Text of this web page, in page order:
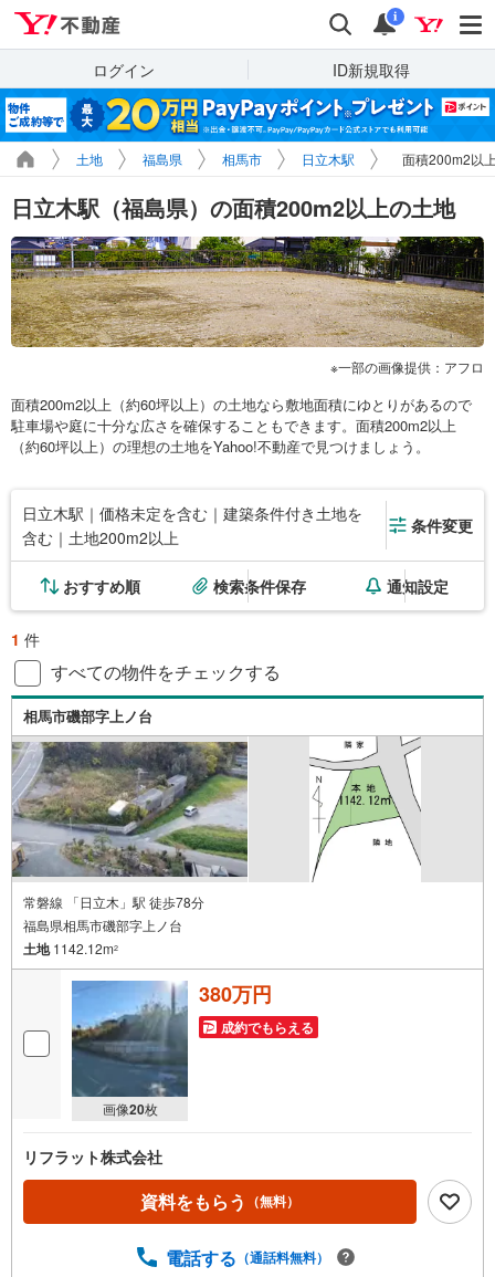
検索 通知
i
ログイン ID新規取得
土地 福島県 相馬市 日立木駅 面積200m2以
日立木駅（福島県）の面積200m2以上の土地
一部の画像提供：アフロ
面積200m2以上（約60坪以上）の土地なら敷地面積にゆとりがあるので
駐車場や庭に十分な広さを確保することもできます。面積200m2以上
（約60坪以上）の理想の土地をYahoo!不動産で見つけましょう。
日立木駅｜価格未定を含む｜建築条件付き土地を
含む｜土地200m2以上
条件変更
おすすめ順 検索条件保存 通知設定
1 件
すべての物件をチェックする
相馬市磯部字上ノ台
常磐線 「日立木」駅 徒歩78分
福島県相馬市磯部字上ノ台
土地1142.12m2
画像20枚
380万円
成約でもらえる
リフラット株式会社
資料をもらう （無料）
電話する （通話料無料）